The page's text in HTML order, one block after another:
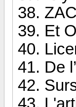
Et
De